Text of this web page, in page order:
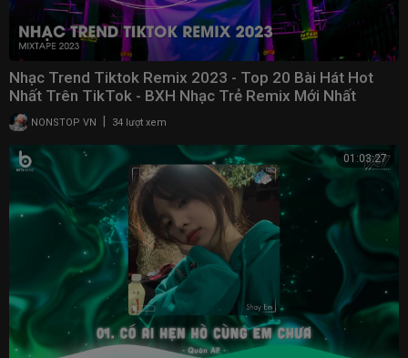
Nhạc Trend Tiktok Remix 2023 - Top 20 Bài Hát Hot
Nhất Trên TikTok - BXH Nhạc Trẻ Remix Mới Nhất
NONSTOP VN | 34 lượt xem
01:03:27